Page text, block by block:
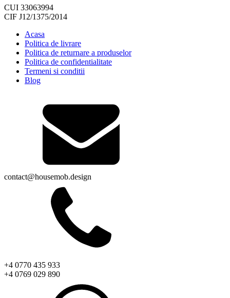
CUI 33063994
CIF J12/1375/2014
Acasa
Politica de livrare
Politica de returnare a produselor
Politica de confidentialitate
Termeni si conditii
Blog
contact@housemob.design
+4 0770 435 933
+4 0769 029 890